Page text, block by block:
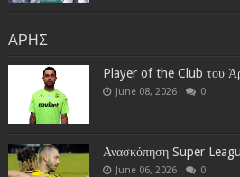
ΑΡΗΣ
Player of the Club του
June 08, 2026 0
Ανασκόπηση Super
June 06, 2026 0